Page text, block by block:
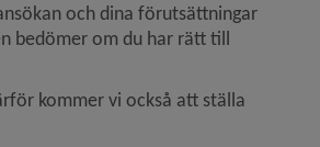
och dina förutsättningar
bedömer om du har rätt till
kommer vi också att ställa